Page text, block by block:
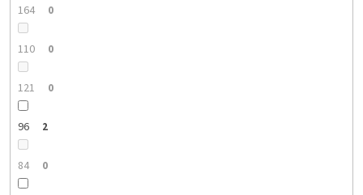
164 0
110 0
121 0
96 2
84 0